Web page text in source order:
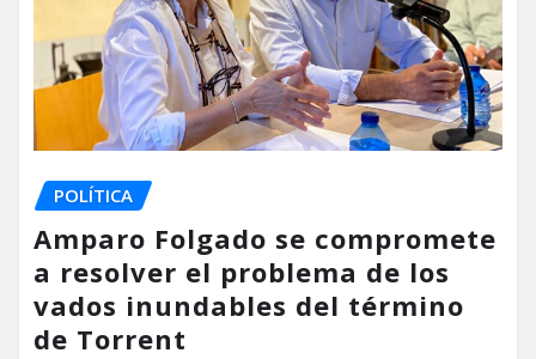
POLÍTICA
Amparo Folgado se compromete
a resolver el problema de los
vados inundables del término
de Torrent